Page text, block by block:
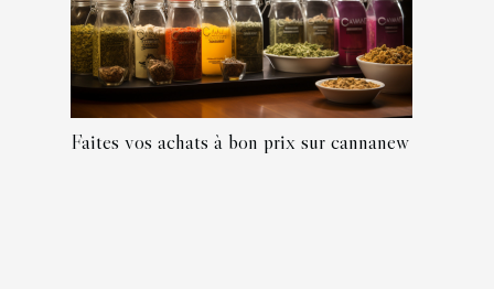
Faites vos achats à bon prix sur cannanew